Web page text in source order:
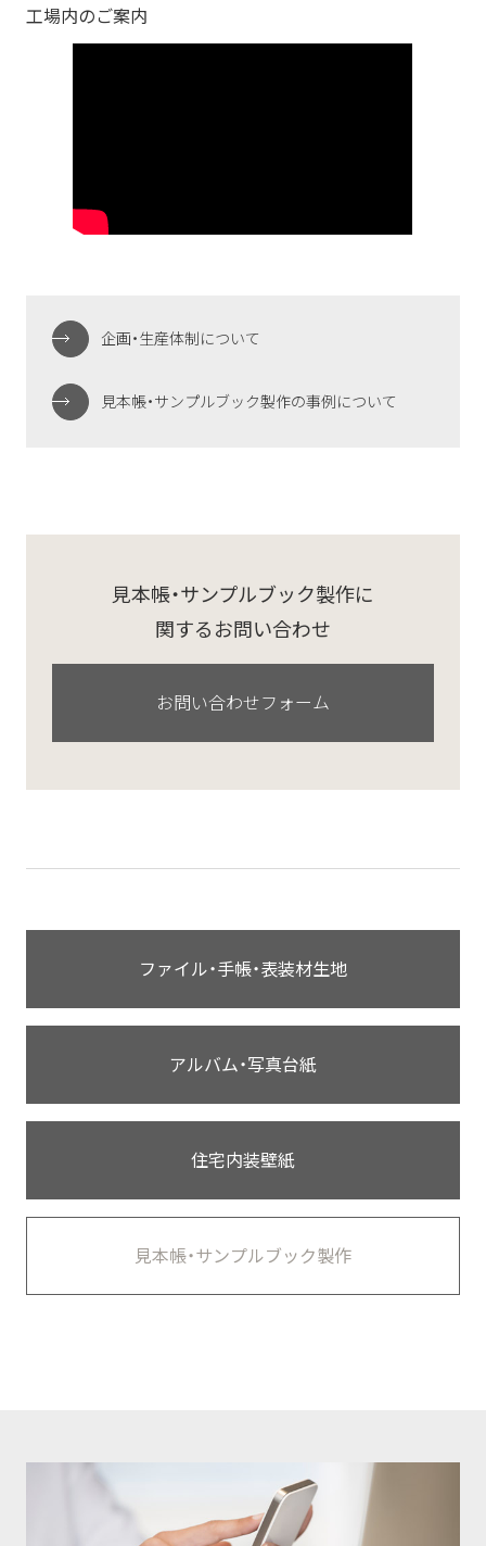
工場内のご案内
企画・生産体制について
見本帳・サンプルブック製作の事例について
見本帳・サンプルブック製作に
関するお問い合わせ
お問い合わせフォーム
ファイル・手帳・表装材生地
アルバム・写真台紙
住宅内装壁紙
見本帳・サンプルブック製作